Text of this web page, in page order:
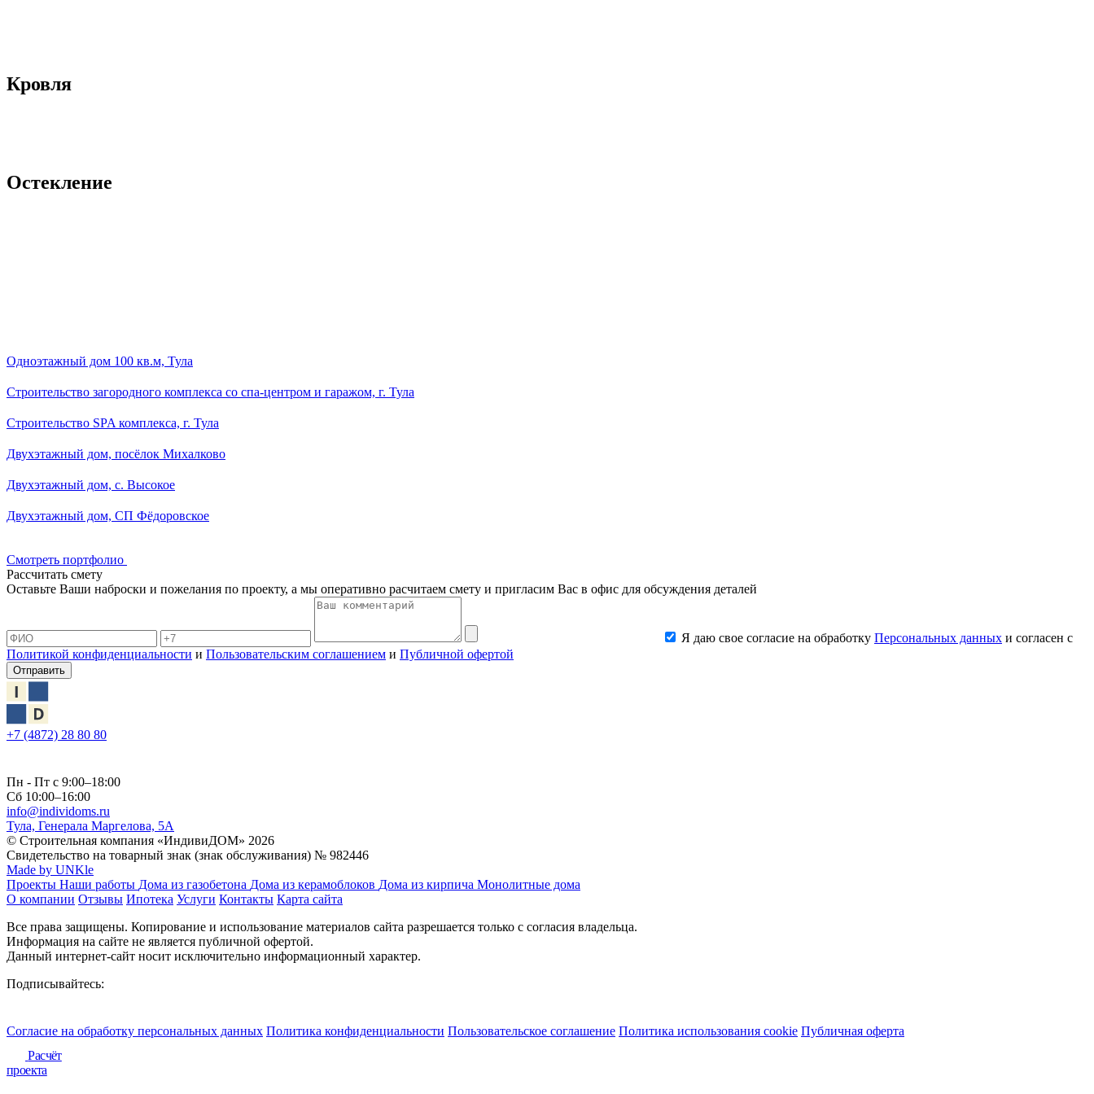
Кровля
Остекление
Смотреть портфолио
Рассчитать смету
Оставьте Ваши наброски и пожелания по проекту, а мы оперативно расчитаем смету и пригласим Вас в офис для обсуждения деталей
Я даю свое согласие на обработку Персональных данных и согласен с
Политикой конфиденциальности и Пользовательским соглашением и Публичной офертой
Отправить
+7 (4872) 28 80 80
Пн - Пт с 9:00–18:00
Сб 10:00–16:00
info@individoms.ru
Тула, Генерала Маргелова, 5А
© Строительная компания «ИндивиДОМ» 2026
Свидетельство на товарный знак (знак обслуживания) № 982446
Made by UNKle
Проекты Наши работы Дома из газобетона Дома из керамоблоков Дома из кирпича Монолитные дома
О компании Отзывы Ипотека Услуги Контакты Карта сайта
Все права защищены. Копирование и использование материалов сайта разрешается только с согласия владельца.
Информация на сайте не является публичной офертой.
Данный интернет-сайт носит исключительно информационный характер.
Подписывайтесь:
Согласие на обработку персональных данных Политика конфиденциальности Пользовательское соглашение Политика использования сookie Публичная оферта
Расчёт
проекта